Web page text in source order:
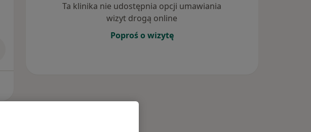
Ta klinika nie udostępnia opcji umawiania
wizyt drogą online
Poproś o wizytę